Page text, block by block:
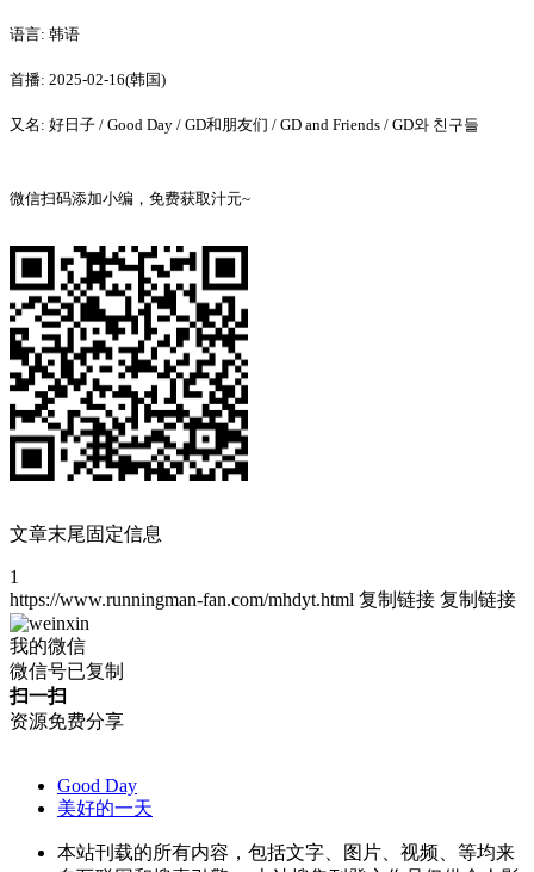
语言: 韩语
首播: 2025-02-16(韩国)
又名: 好日子 / Good Day / GD和朋友们 / GD and Friends / GD와 친구들
微信扫码添加小编，免费获取汁元~
文章末尾固定信息
1
https://www.runningman-fan.com/mhdyt.html 复制链接 复制链接
我的微信
微信号已复制
扫一扫
资源免费分享
Good Day
美好的一天
本站刊载的所有内容，包括文字、图片、视频、等均来